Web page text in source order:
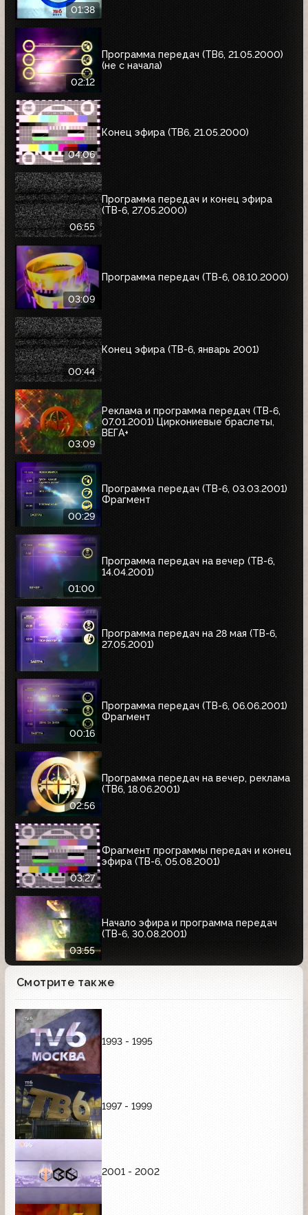
01:38
02:12
Программа передач (ТВ6, 21.05.2000)
(не с начала)
04:06
Конец эфира (ТВ6, 21.05.2000)
06:55
Программа передач и конец эфира
(ТВ-6, 27.05.2000)
03:09
Программа передач (ТВ-6, 08.10.2000)
00:44
Конец эфира (ТВ-6, январь 2001)
03:09
Реклама и программа передач (ТВ-6,
07.01.2001) Циркониевые браслеты,
ВЕГА+
00:29
Программа передач (ТВ-6, 03.03.2001)
Фрагмент
01:00
Программа передач на вечер (ТВ-6,
14.04.2001)
Программа передач на 28 мая (ТВ-6,
27.05.2001)
00:16
Программа передач (ТВ-6, 06.06.2001)
Фрагмент
02:56
Программа передач на вечер, реклама
(ТВ6, 18.06.2001)
03:27
Фрагмент программы передач и конец
эфира (ТВ-6, 05.08.2001)
03:55
Начало эфира и программа передач
(ТВ-6, 30.08.2001)
Смотрите также
1993 - 1995
1997 - 1999
2001 - 2002